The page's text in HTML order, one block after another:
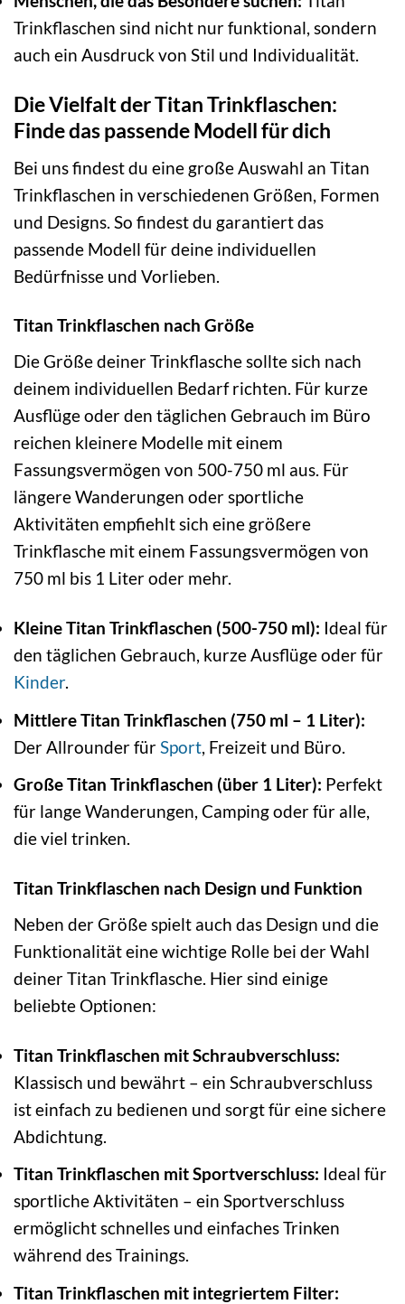
Trinkflaschen sind nicht nur funktional, sondern
auch ein Ausdruck von Stil und Individualität.
Die Vielfalt der Titan Trinkflaschen:
Finde das passende Modell für dich
Bei uns findest du eine große Auswahl an Titan
Trinkflaschen in verschiedenen Größen, Formen
und Designs. So findest du garantiert das
passende Modell für deine individuellen
Bedürfnisse und Vorlieben.
Titan Trinkflaschen nach Größe
Die Größe deiner Trinkflasche sollte sich nach
deinem individuellen Bedarf richten. Für kurze
Ausflüge oder den täglichen Gebrauch im Büro
reichen kleinere Modelle mit einem
Fassungsvermögen von 500-750 ml aus. Für
längere Wanderungen oder sportliche
Aktivitäten empfiehlt sich eine größere
Trinkflasche mit einem Fassungsvermögen von
750 ml bis 1 Liter oder mehr.
Kleine Titan Trinkflaschen (500-750 ml): Ideal für
den täglichen Gebrauch, kurze Ausflüge oder für
Kinder.
Mittlere Titan Trinkflaschen (750 ml – 1 Liter):
Der Allrounder für Sport , Freizeit und Büro.
Große Titan Trinkflaschen (über 1 Liter): Perfekt
für lange Wanderungen, Camping oder für alle,
die viel trinken.
Titan Trinkflaschen nach Design und Funktion
Neben der Größe spielt auch das Design und die
Funktionalität eine wichtige Rolle bei der Wahl
deiner Titan Trinkflasche. Hier sind einige
beliebte Optionen:
Titan Trinkflaschen mit Schraubverschluss:
Klassisch und bewährt – ein Schraubverschluss
ist einfach zu bedienen und sorgt für eine sichere
Abdichtung.
Titan Trinkflaschen mit Sportverschluss: Ideal für
sportliche Aktivitäten – ein Sportverschluss
ermöglicht schnelles und einfaches Trinken
während des Trainings.
Titan Trinkflaschen mit integriertem Filter: